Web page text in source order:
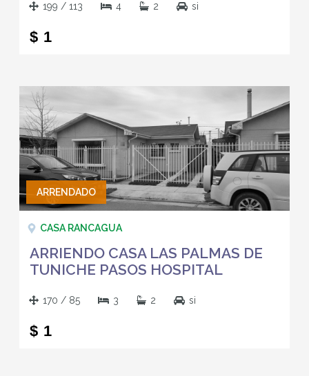
199 / 113 4 2 si
$ 1
ARRENDADO
CASA RANCAGUA
ARRIENDO CASA LAS PALMAS DE
TUNICHE PASOS HOSPITAL
170 / 85 3 2 si
$ 1